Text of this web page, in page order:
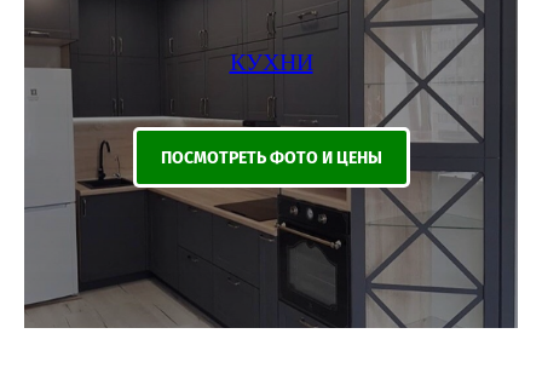
КУХНИ
ПОСМОТРЕТЬ ФОТО И ЦЕНЫ